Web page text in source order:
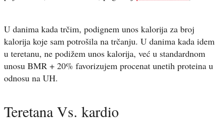
U danima kada trčim, podignem unos kalorija za broj
kalorija koje sam potrošila na trčanju. U danima kada idem
u teretanu, ne podižem unos kalorija, već u standardnom
unosu BMR + 20% favorizujem procenat unetih proteina u
odnosu na UH.
Teretana Vs. kardio